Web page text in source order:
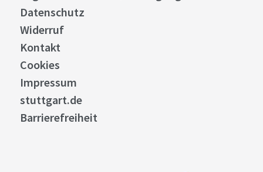
Datenschutz
Widerruf
Kontakt
Cookies
Impressum
stuttgart.de
Barrierefreiheit